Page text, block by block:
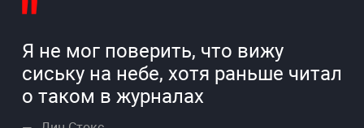
Я не мог поверить, что вижу
сиську на небе, хотя раньше читал
о таком в журналах